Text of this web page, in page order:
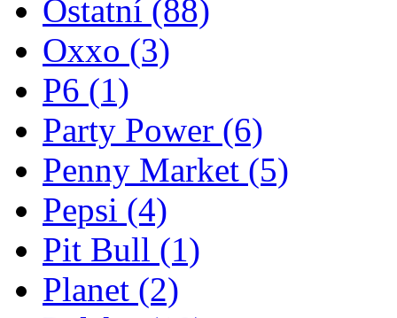
Ostatní (88)
Oxxo (3)
P6 (1)
Party Power (6)
Penny Market (5)
Pepsi (4)
Pit Bull (1)
Planet (2)